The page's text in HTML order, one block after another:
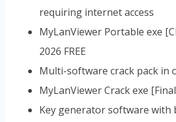
requiring internet access
MyLanViewer Portable exe
2026 FREE
Multi-software crack pack in
MyLanViewer Crack exe
Key generator software with